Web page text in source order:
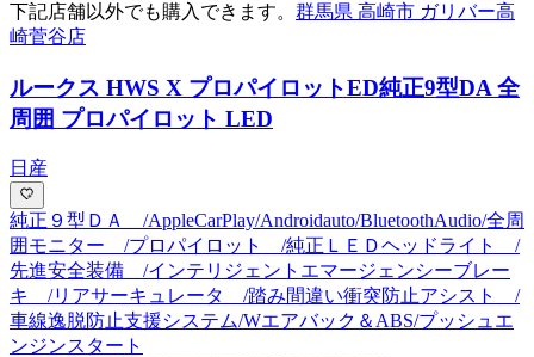
下記店舗以外でも購入できます。 群馬県 高崎市 ガリバー高
崎菅谷店
ルークス HWS X プロパイロットED純正9型DA 全
周囲 プロパイロット LED
日産
純正９型ＤＡ /AppleCarPlay/Androidauto/BluetoothAudio/全周
囲モニター /プロパイロット /純正ＬＥＤヘッドライト /
先進安全装備 /インテリジェントエマージェンシーブレー
キ /リアサーキュレータ /踏み間違い衝突防止アシスト /
車線逸脱防止支援システム/Wエアバック＆ABS/プッシュエ
ンジンスタート